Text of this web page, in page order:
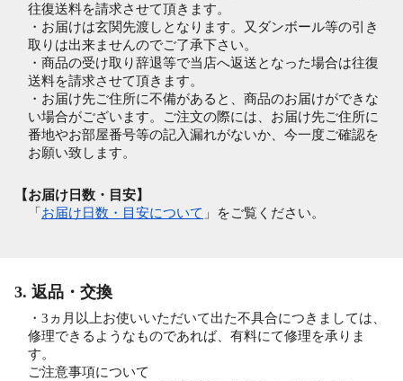
往復送料を請求させて頂きます。
・お届けは玄関先渡しとなります。又ダンボール等の引き
取りは出来ませんのでご了承下さい。
・商品の受け取り辞退等で当店へ返送となった場合は往復
送料を請求させて頂きます。
・お届け先ご住所に不備があると、商品のお届けができな
い場合がございます。ご注文の際には、お届け先ご住所に
番地やお部屋番号等の記入漏れがないか、今一度ご確認を
お願い致します。
【お届け日数・目安】
「 お届け日数・目安について 」をご覧ください。
3. 返品・交換
・3ヵ月以上お使いいただいて出た不具合につきましては、
修理できるようなものであれば、有料にて修理を承りま
す。
ご注意事項について